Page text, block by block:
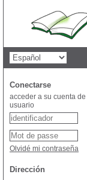
Conectarse
acceder a su cuenta de
usuario
Olvidé mi contraseña
Dirección